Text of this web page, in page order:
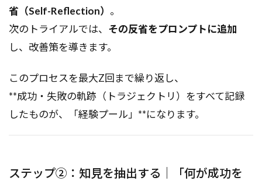
省（Self-Reflection） 。
次のトライアルでは、 その反省をプロンプトに追加
し、改善策を導きます。
このプロセスを最大Z回まで繰り返し、
**成功・失敗の軌跡（トラジェクトリ）をすべて記録
したものが、「経験プール」**になります。
ステップ②：知見を抽出する｜「何が成功を